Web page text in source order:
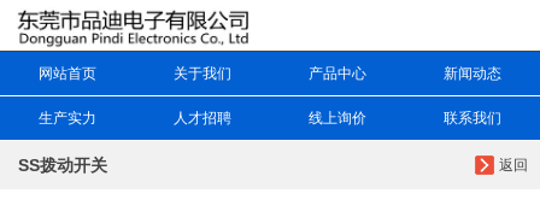
网站首页 关于我们 产品中心 新闻动态
生产实力 人才招聘 线上询价 联系我们
返回
SS拨动开关